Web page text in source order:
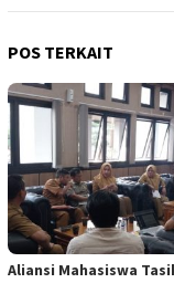
POS TERKAIT
Aliansi Mahasiswa